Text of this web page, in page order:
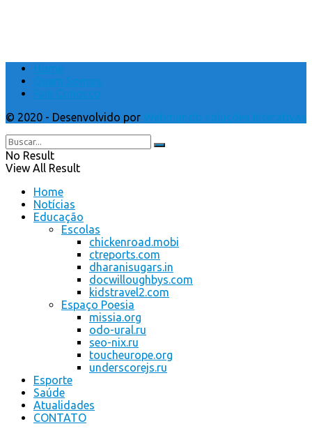
Home
Quem Somos
Fale Conosco
© 2020 - Desenvolvido por Webmundo soluções Interativas
No Result
View All Result
Home
Notícias
Educação
Escolas
chickenroad.mobi
ctreports.com
dharanisugars.in
docwilloughbys.com
kidstravel2.com
Espaço Poesia
missia.org
odo-ural.ru
seo-nix.ru
toucheurope.org
underscorejs.ru
Esporte
Saúde
Atualidades
CONTATO